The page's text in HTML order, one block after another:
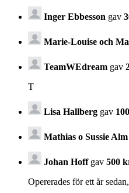
Inger Ebbesson gav
Marie-Louise och
TeamWEdream gav
T
Lisa Hallberg gav
Mathias o Sussie Alm
Johan Hoffgav 500
Opererades för ett år